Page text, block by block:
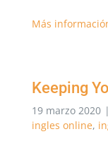
Más
Keeping
19 marzo 2020 |
ingles online,